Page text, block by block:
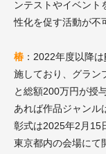
ンテストやイベント
性化を促す活動が不
椿 ：2022年度以降は
施しており、グラン
と総額200万円が授
あれば作品ジャンル
彰式は2025年2月15
東京都内の会場にて